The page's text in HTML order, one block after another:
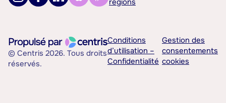
régions
© Centris 2026. Tous droits
réservés.
Conditions
d’utilisation –
Confidentialité
Gestion des
consentements
cookies